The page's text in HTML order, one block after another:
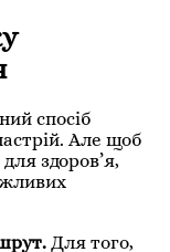
спосіб
Але щоб
здоров’я,
Для того,